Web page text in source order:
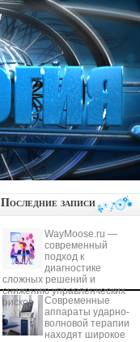
Последние записи
WayMoose.ru —
современный
подход к
диагностике
сложных решений и
снижению управленческих
рисков
Современные
аппараты ударно-
волновой терапии
находят широкое